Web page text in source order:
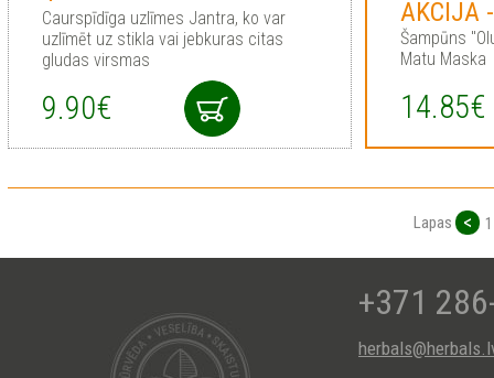
Сaurspīdīga uzlīmes Jantra, ko var
uzlīmēt uz stikla vai jebkuras citas
gludas virsmas
9.90€
AKCIJA
Šampūns
Matu Maska
14.85€
Lapas < 1
+371